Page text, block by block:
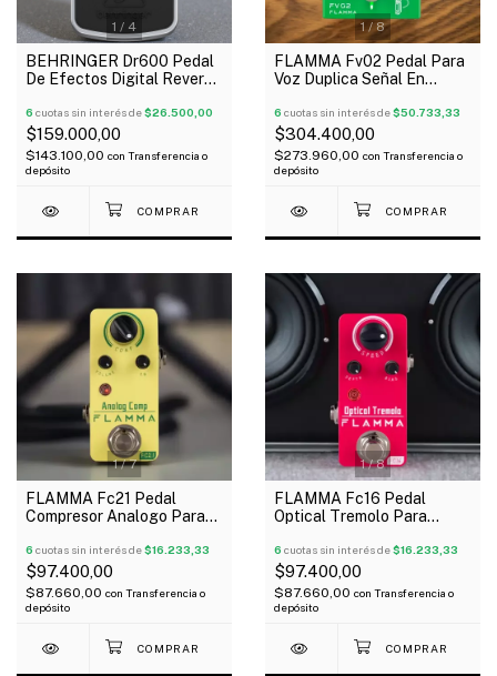
1 / 4
BEHRINGER Dr600 Pedal
De Efectos Digital Reverb
6 cuotas sin interés de$26.500,00
$159.000,00
$143.100,00 con Transferencia o
depósito
1/8
FLAMMA Fv02 Pedal Para
Voz Duplica Señal En
6 cuotas sin interés de$50.733,33
$304.400,00
$273.960,00 con Transferencia o
depósito
1/7
FLAMMA Fc21 Pedal
Compresor Analogo Para
6 cuotas sin interés de$16.233,33
$97.400,00
$87.660,00 con Transferencia o
depósito
1/8
FLAMMA Fc16 Pedal
Optical Tremolo Para
6 cuotas sin interés de$16.233,33
$97.400,00
$87.660,00 con Transferencia o
depósito